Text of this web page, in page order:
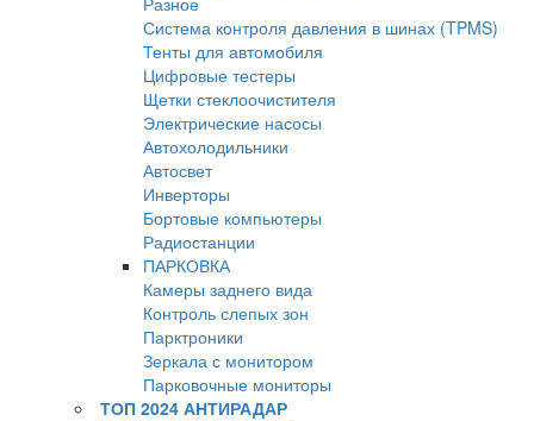
Система контроля давления в шинах (TPMS)
Тенты для автомобиля
Цифровые тестеры
Щетки стеклоочистителя
Электрические насосы
Автохолодильники
Автосвет
Инверторы
Бортовые компьютеры
Радиостанции
ПАРКОВКА
Камеры заднего вида
Контроль слепых зон
Парктроники
Зеркала с монитором
Парковочные мониторы
ТОП 2024 АНТИРАДАР